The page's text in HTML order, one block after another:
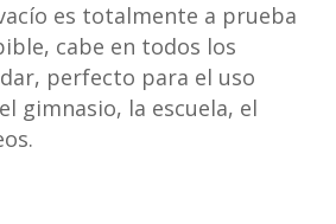
es totalmente a prueba
cabe en todos los
perfecto para el uso
gimnasio, la escuela, el